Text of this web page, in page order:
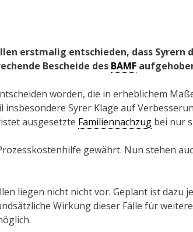
erstmalig entschieden, dass Syrern
Bescheide des BAMF
worden, die in erheblichem
Syrer Klage auf
ausgesetzte Familiennachzug bei nur
gewährt. Nun stehen
liegen nicht nicht vor. Geplant ist dazu
Wirkung dieser Fälle für